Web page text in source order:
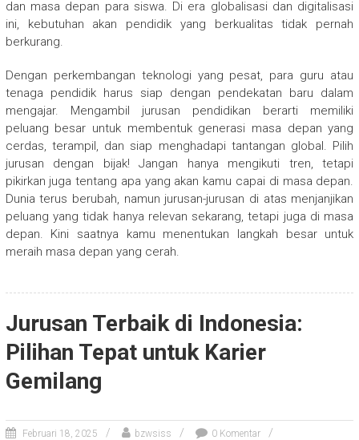
dan masa depan para siswa. Di era globalisasi dan digitalisasi
ini, kebutuhan akan pendidik yang berkualitas tidak pernah
berkurang.
Dengan perkembangan teknologi yang pesat, para guru atau
tenaga pendidik harus siap dengan pendekatan baru dalam
mengajar. Mengambil jurusan pendidikan berarti memiliki
peluang besar untuk membentuk generasi masa depan yang
cerdas, terampil, dan siap menghadapi tantangan global. Pilih
jurusan dengan bijak! Jangan hanya mengikuti tren, tetapi
pikirkan juga tentang apa yang akan kamu capai di masa depan.
Dunia terus berubah, namun jurusan-jurusan di atas menjanjikan
peluang yang tidak hanya relevan sekarang, tetapi juga di masa
depan. Kini saatnya kamu menentukan langkah besar untuk
meraih masa depan yang cerah.
Jurusan Terbaik di Indonesia:
Pilihan Tepat untuk Karier
Gemilang
Februari 18, 2025 bzwsiss 0 Komentar